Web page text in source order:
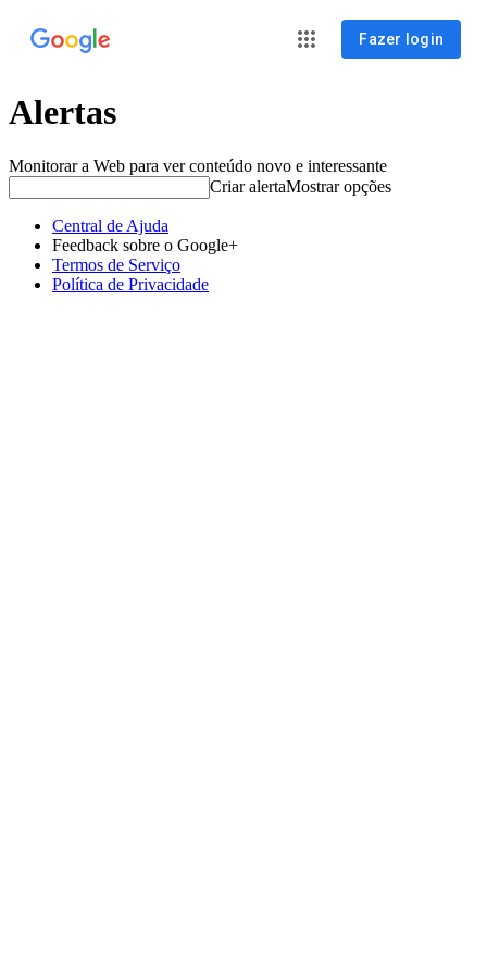
Fazer login
Alertas
Monitorar a Web para ver conteúdo novo e interessante
Criar alertaMostrar opções
Central de Ajuda
Feedback sobre o Google+
Termos de Serviço
Política de Privacidade